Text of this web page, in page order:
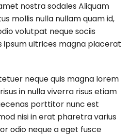
nostra sodales Aliquam
mollis nulla nullam quam id,
volutpat neque sociis
ipsum ultrices magna placerat
neque quis magna lorem
in nulla viverra risus etiam
porttitor nunc est
nisi in erat pharetra varius
odio neque a eget fusce